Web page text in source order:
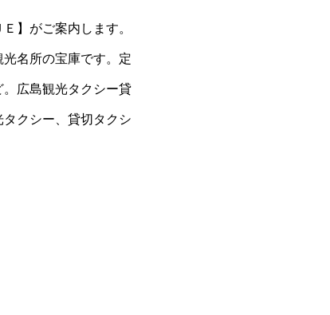
】がご案内します。
名所の宝庫です。定
広島観光タクシー貸
クシー、貸切タクシ